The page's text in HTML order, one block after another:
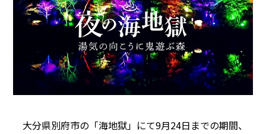
大分県別府市の「海地獄」にて9月24日までの期間、